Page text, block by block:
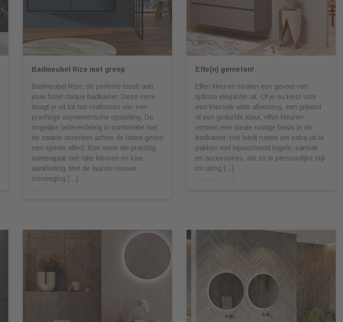
Badmeubel Rize met greep
Badmeubel Rize, dé perfecte touch aan
jouw hotel chique badkamer. Deze serie
daagt je uit tot het realiseren van een
prachtige asymmetrische opstelling. De
ongelijke ladeverdeling in combinatie met
de zwarte accenten achter de lades geven
een speels effect. Een serie die prachtig
samengaat met rijke kleuren en luxe
aankleding. Met de laatste nieuwe
toevoeging […]
Effe(n) genieten!
Effen kleuren stralen een gevoel van
tijdloze elegantie uit. Of je nu kiest voor
een klassiek witte afwerking, een grijstint
of een gedurfde kleur, effen kleuren
vormen een ideale rustige basis in de
badkamer. Het biedt ruimte om extra uit te
pakken met bijvoorbeeld tegels, sanitair
en accessoires, om zo je persoonlijke stijl
tot uiting […]